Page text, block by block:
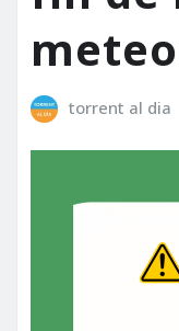
torrent al dia